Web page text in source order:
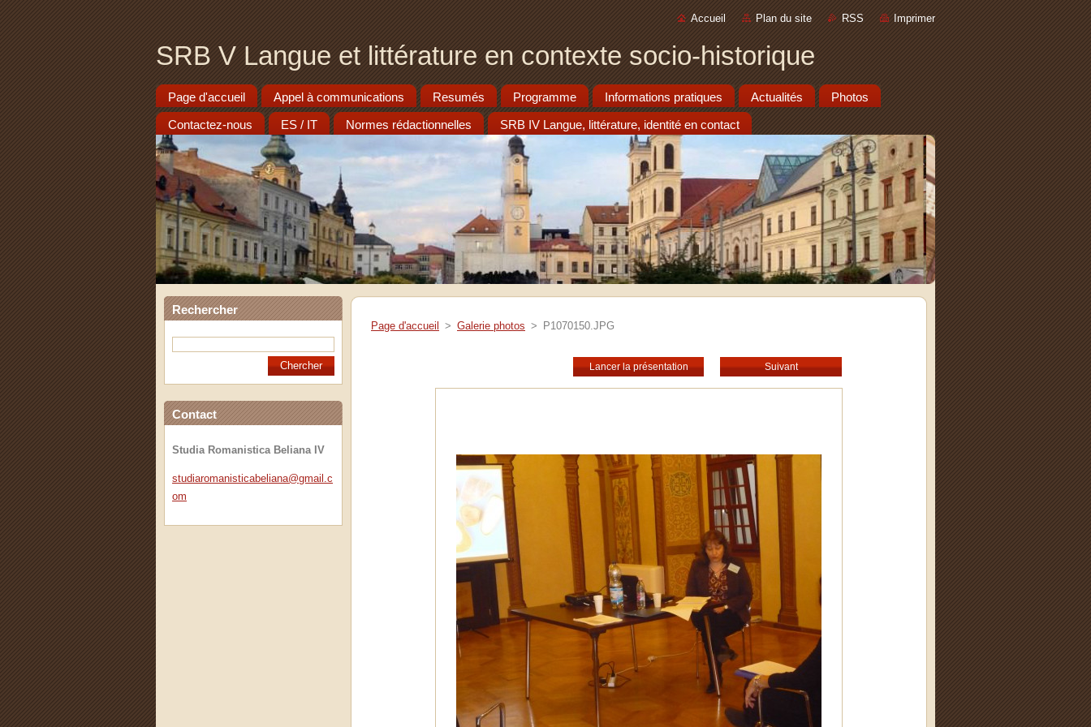
Accueil Plan du site RSS Imprimer
SRB V Langue et littérature en contexte socio-historique
Page d'accueil Appel à communications Resumés Programme Informations pratiques Actualités Photos
Contactez-nous ES / IT Normes rédactionnelles SRB IV Langue, littérature, identité en contact
Rechercher
Contact
Studia Romanistica Beliana IV
studiaromanisticabeliana@gmail.c
om
Page d'accueil > Galerie photos > P1070150.JPG
Lancer la présentation Suivant